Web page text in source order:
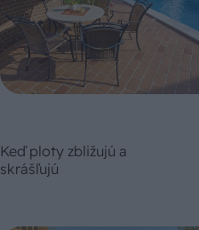
Keď ploty zbližujú a
skrášľujú